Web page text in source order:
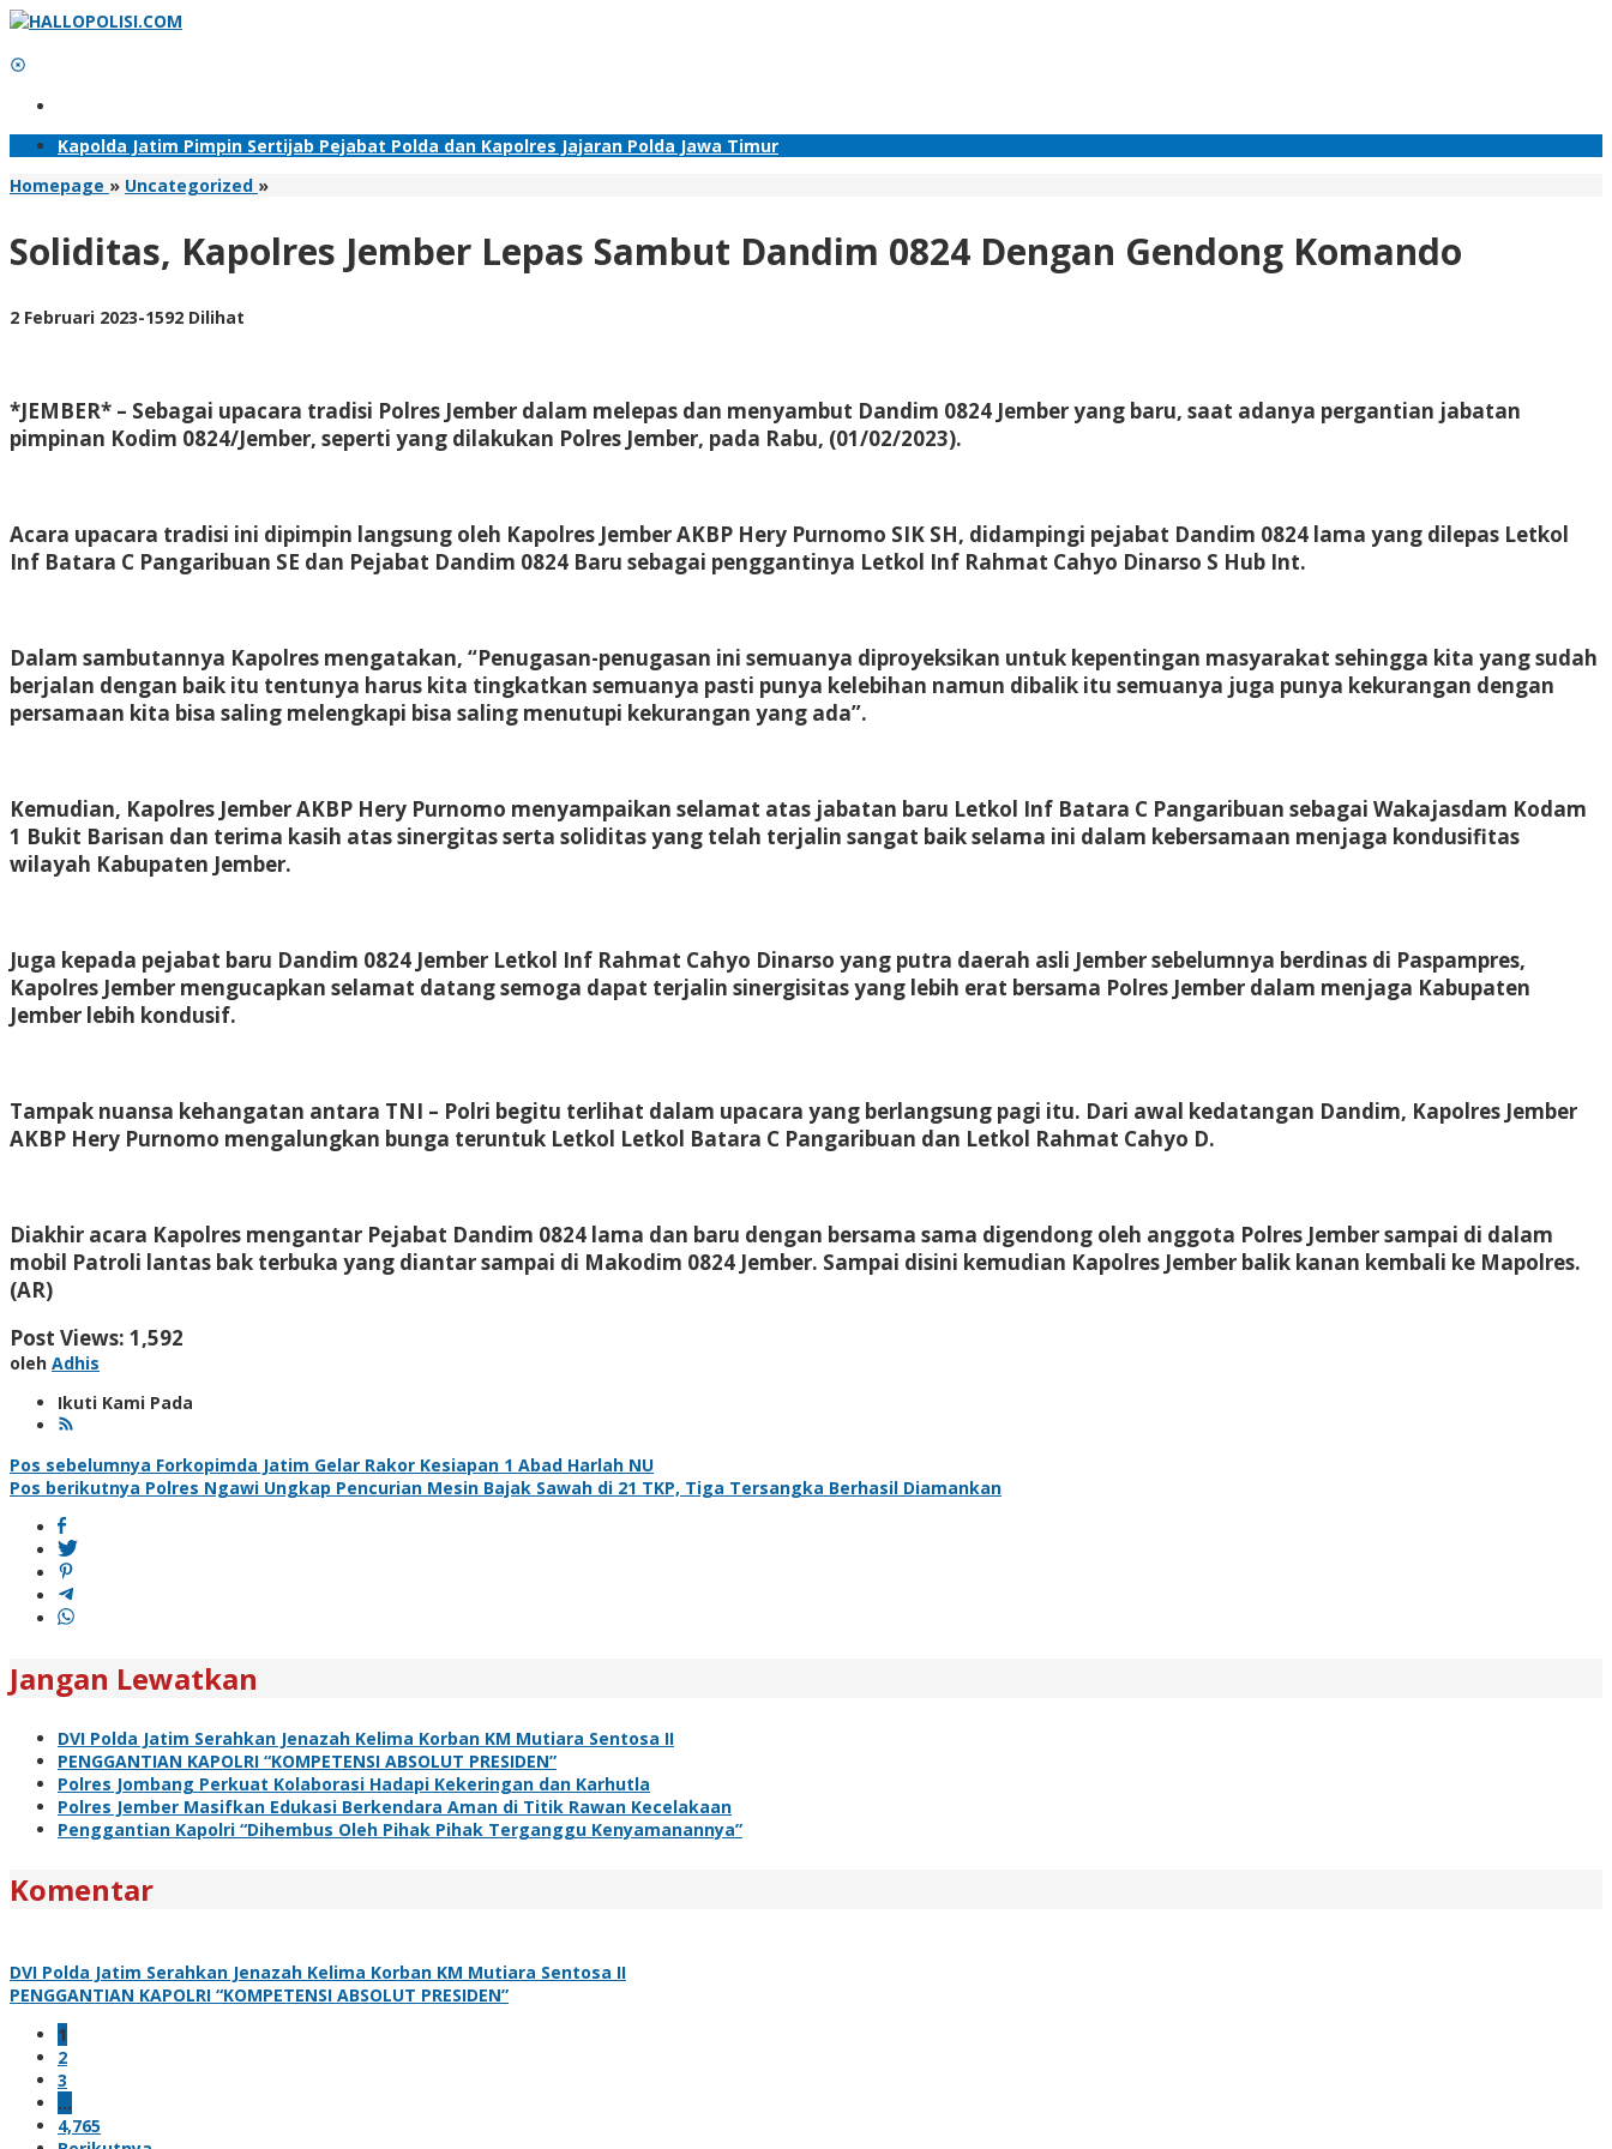
Lewati
konten
Kapolda Jatim Pimpin Sertijab Pejabat Polda dan Kapolres Jajaran Polda Jawa Timur
Homepage » Uncategorized »Soliditas,
Lepas
Soliditas, Kapolres Jember Lepas Sambut Dandim 0824 Dengan Gendong Komando
2 Februari 2023oleh
-1592 Dilihat
*JEMBER* – Sebagai upacara tradisi Polres Jember dalam melepas dan menyambut Dandim 0824 Jember yang baru, saat adanya pergantian jabatan
pimpinan Kodim 0824/Jember, seperti yang dilakukan Polres Jember, pada Rabu, (01/02/2023).
Acara upacara tradisi ini dipimpin langsung oleh Kapolres Jember AKBP Hery Purnomo SIK SH, didampingi pejabat Dandim 0824 lama yang dilepas Letkol
Inf Batara C Pangaribuan SE dan Pejabat Dandim 0824 Baru sebagai penggantinya Letkol Inf Rahmat Cahyo Dinarso S Hub Int.
Dalam sambutannya Kapolres mengatakan, “Penugasan-penugasan ini semuanya diproyeksikan untuk kepentingan masyarakat sehingga kita yang sudah
berjalan dengan baik itu tentunya harus kita tingkatkan semuanya pasti punya kelebihan namun dibalik itu semuanya juga punya kekurangan dengan
persamaan kita bisa saling melengkapi bisa saling menutupi kekurangan yang ada”.
Kemudian, Kapolres Jember AKBP Hery Purnomo menyampaikan selamat atas jabatan baru Letkol Inf Batara C Pangaribuan sebagai Wakajasdam Kodam
1 Bukit Barisan dan terima kasih atas sinergitas serta soliditas yang telah terjalin sangat baik selama ini dalam kebersamaan menjaga kondusifitas
wilayah Kabupaten Jember.
Juga kepada pejabat baru Dandim 0824 Jember Letkol Inf Rahmat Cahyo Dinarso yang putra daerah asli Jember sebelumnya berdinas di Paspampres,
Kapolres Jember mengucapkan selamat datang semoga dapat terjalin sinergisitas yang lebih erat bersama Polres Jember dalam menjaga Kabupaten
Jember lebih kondusif.
Tampak nuansa kehangatan antara TNI – Polri begitu terlihat dalam upacara yang berlangsung pagi itu. Dari awal kedatangan Dandim, Kapolres Jember
AKBP Hery Purnomo mengalungkan bunga teruntuk Letkol Letkol Batara C Pangaribuan dan Letkol Rahmat Cahyo D.
Diakhir acara Kapolres mengantar Pejabat Dandim 0824 lama dan baru dengan bersama sama digendong oleh anggota Polres Jember sampai di dalam
mobil Patroli lantas bak terbuka yang diantar sampai di Makodim 0824 Jember. Sampai disini kemudian Kapolres Jember balik kanan kembali ke Mapolres.
(AR)
Post Views: 1,592
oleh Adhis
Ikuti Kami Pada
Navigasi
pos
Pos sebelumnya Forkopimda Jatim Gelar Rakor Kesiapan 1 Abad Harlah NU
Pos berikutnya Polres Ngawi Ungkap Pencurian Mesin Bajak Sawah di 21 TKP, Tiga Tersangka Berhasil Diamankan
Jangan Lewatkan
DVI Polda Jatim Serahkan Jenazah Kelima Korban KM Mutiara Sentosa II
PENGGANTIAN KAPOLRI “KOMPETENSI ABSOLUT PRESIDEN”
Polres Jombang Perkuat Kolaborasi Hadapi Kekeringan dan Karhutla
Polres Jember Masifkan Edukasi Berkendara Aman di Titik Rawan Kecelakaan
Penggantian Kapolri “Dihembus Oleh Pihak Pihak Terganggu Kenyamanannya”
Komentar
DVI Polda Jatim Serahkan Jenazah Kelima Korban KM Mutiara Sentosa II
PENGGANTIAN KAPOLRI “KOMPETENSI ABSOLUT PRESIDEN”
1
2
3
…
4,765